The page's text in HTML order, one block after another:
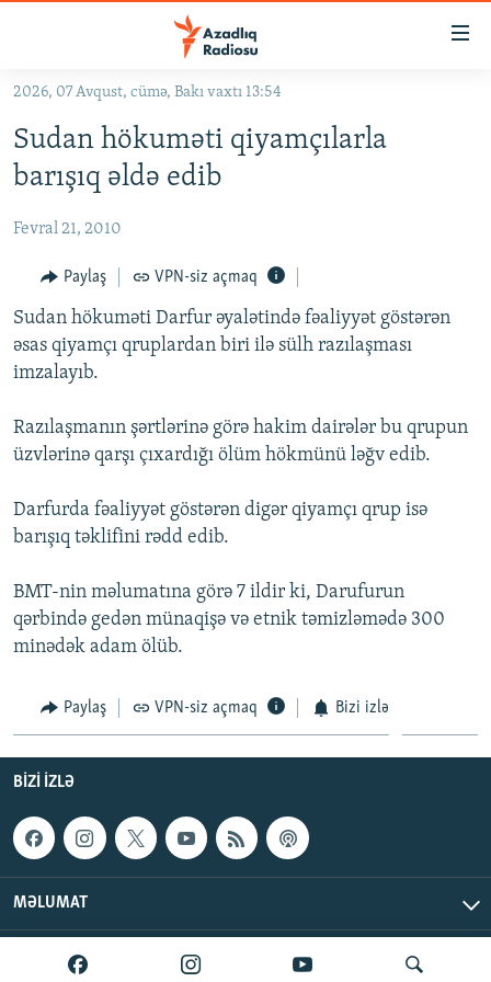
Əsas
qayıt
Əsas
naviqasiyaya
qayıt
KORRUPSIOMETR
#ƏSLINDƏ
FƏRQƏ BAX
QANUNI DOĞRU
ARAŞDIRMA
VIDEO
İNFOQRAFIKA
KARIKATURA
RADIO ARXIV
AZƏRBAYCAN ƏDƏBIYYATI KITABXANASI
İSLAM VƏ DEMOKRATIYA
İZ - MƏDƏNIYYƏT PROQRAMI
HAQQIMIZDA
MISSIYAMIZ
PEŞƏ ETIKASI VƏ JURNALISTIKA STANDARTLARIMIZ
MATERIALLARIMIZDAN ISTIFADƏ
AZADLIQRADIOSU MOBIL TELEFONUNUZDA
XƏBƏR BÜLLETENLƏRIMIZ
BIZI IZLƏ
RFE/RL-in bütün saytları
2026, 07 Avqust, cümə, Bakı vaxtı 13:54
Sudan hökuməti qiyamçılarla
barışıq əldə edib
Fevral 21, 2010
Paylaş VPN-siz açmaq
Sudan hökuməti Darfur əyalətində fəaliyyət göstərən
əsas qiyamçı qruplardan biri ilə sülh razılaşması
imzalayıb.
Razılaşmanın şərtlərinə görə hakim dairələr bu qrupun
üzvlərinə qarşı çıxardığı ölüm hökmünü ləğv edib.
Darfurda fəaliyyət göstərən digər qiyamçı qrup isə
barışıq təklifini rədd edib.
BMT-nin məlumatına görə 7 ildir ki, Darufurun
qərbində gedən münaqişə və etnik təmizləmədə 300
minədək adam ölüb.
Paylaş VPN-siz açmaq Bizi izlə
BIZI IZLƏ
MƏLUMAT
AzadlıqRadiosu © 2026 Inc. | Bütün hüquqlar qorunur